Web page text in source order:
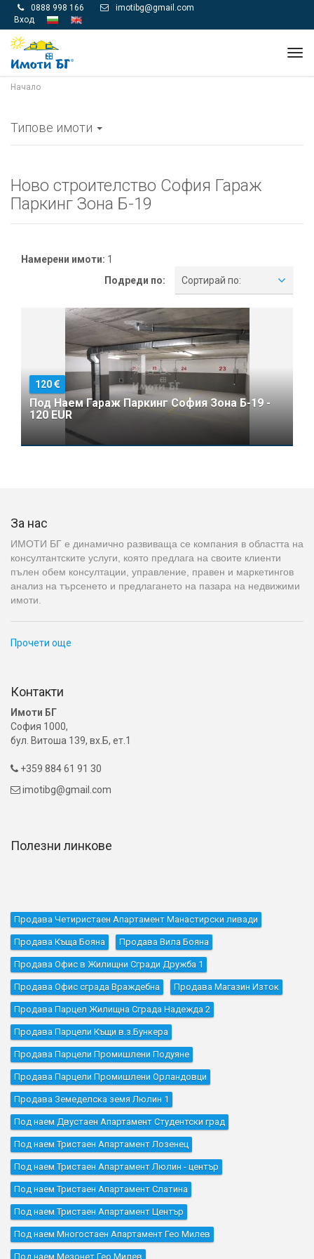
 0888 998 166 
imotibg@gmail.com
Вход
Начало
Типове имоти
Ново строителство София Гараж
Паркинг Зона Б-19
Намерени имоти: 1
Подреди по:
Сортирай по:
120
Под Наем Гараж Паркинг София Зона Б-19 -
120 EUR
За нас
ИМОТИ БГ е динамично развиваща се компания в областта на
консултантските услуги, която предлага на своите клиенти
пълен обем консултации, управление, правен и маркетингов
анализ на търсенето и предлагането на пазара на недвижими
имоти.
Прочети още
Контакти
Имоти БГ
София 1000,
бул. Витоша 139, вх.Б, ет.1
 +359 884 61 91 30
 imotibg@gmail.com
Полезни линкове
Продава Четиристаен Апартамент Манастирски ливади
Продава Къщa Бояна Продава Вила Бояна
Продава Офис в Жилищни Сгради Дружба 1
Продава Офис сграда Враждебна Продава Магазин Изток
Продава Парцел Жилищна Сграда Надежда 2
Продава Парцели Къщи в.з.Бункера
Продава Парцели Промишлени Подуяне
Продава Парцели Промишлени Орландовци
Продава Земеделска земя Люлин 1
Под наем Двустаен Апартамент Студентски град
Под наем Тристаен Апартамент Лозенец
Под наем Тристаен Апартамент Люлин - център
Под наем Тристаен Апартамент Слатина
Под наем Тристаен Апартамент Център
Под наем Многостаен Апартамент Гео Милев
Под наем Мезонет Гео Милев